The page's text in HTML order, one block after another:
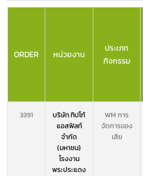
ORDER หน่วยงาน
ประเภท
กิจกรรม
3391
บริษัท ทิปโก้
แอสฟัลท์
จำกัด
(มหาชน)
โรงงาน
พระประแดง
WM การ
จัดการของ
เสีย